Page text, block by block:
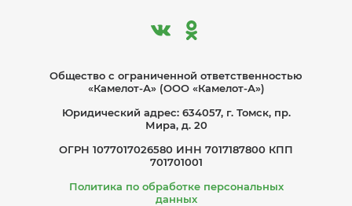
Общество с ограниче­нной ответственностью
«Камелот-А» (ООО «Камелот-А»)
Юридический адрес: 634057, г. Томск, пр.
Мира, д. 20
ОГРН 1077017026580 ИНН 7017187800 КПП
701701001
Политика по обработке персональных
данных